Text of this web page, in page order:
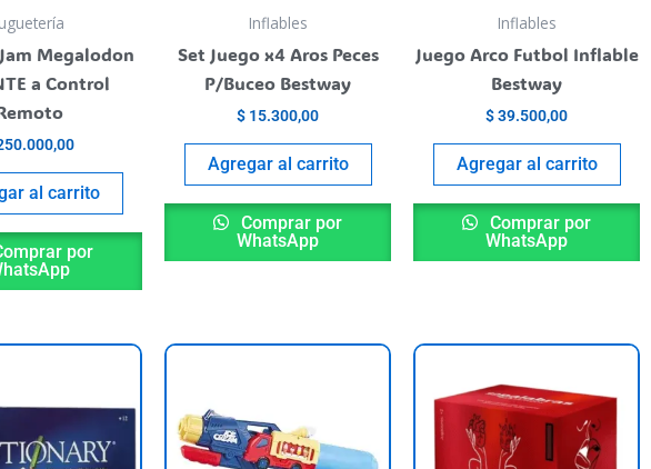
Megalodon
a Control
al carrito
por
Inflables
Set Juego x4 Aros Peces
P/Buceo Bestway
$ 15.300,00
Agregar al carrito
Comprar por
WhatsApp
Inflables
Juego Arco Futbol Inflable
Bestway
$39.500,00
Agregar al carrito
Comprar por
WhatsApp